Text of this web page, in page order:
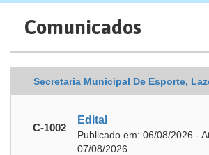
Comunicados
Secretaria Municipal De Esporte,
C-1002
Edital
Publicado em: 06/08/2026 -
07/08/2026